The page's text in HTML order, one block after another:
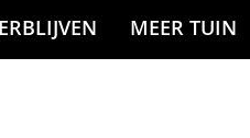
MEER TUIN